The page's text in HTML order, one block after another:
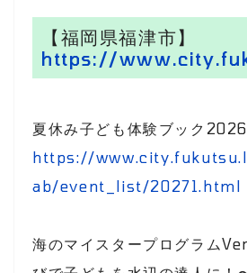
【福岡県福津市】
https://
夏休み子ども体験ブック2026
https://
ab/event_list/20271.html
海のマイスタープログラム